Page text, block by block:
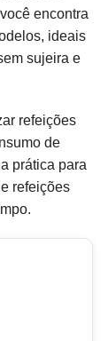
encontra
ideais
sujeira e
refeições
de
prática para
refeições